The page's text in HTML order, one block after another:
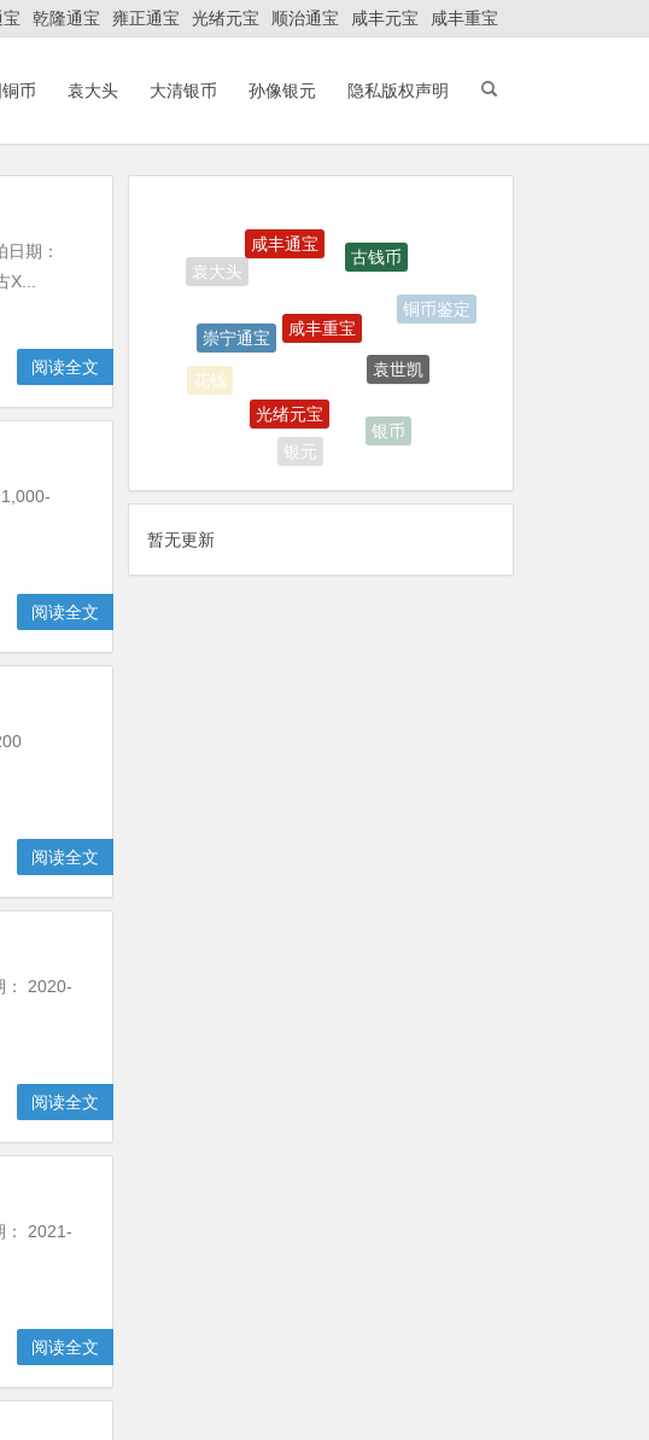
宝 乾隆通宝 雍正通宝 光绪元宝 顺治通宝 咸丰元宝 咸丰重宝
币 袁大头 大清银币 孙像银元 隐私版权声明
期：
阅读全文
阅读全文
阅读全文
： 2020-
阅读全文
： 2021-
阅读全文
铜币鉴定
花钱
咸丰重宝
袁世凯
银元
暂无更新